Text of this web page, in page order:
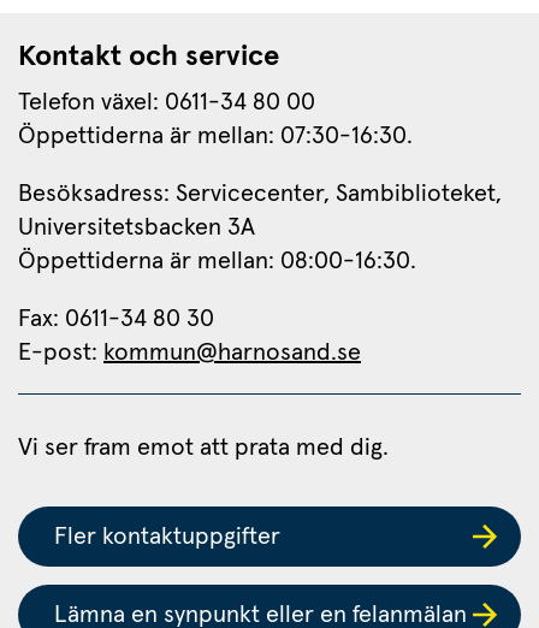
Kontakt och service
Telefon växel: 0611-34 80 00
Öppettiderna är mellan: 07:30-16:30.
Besöksadress: Servicecenter, Sambiblioteket,
Universitetsbacken 3A
Öppettiderna är mellan: 08:00-16:30.
Fax: 0611-34 80 30
E-post: kommun@harnosand.se
Vi ser fram emot att prata med dig.
Fler kontaktuppgifter
Lämna en synpunkt eller en felanmälan